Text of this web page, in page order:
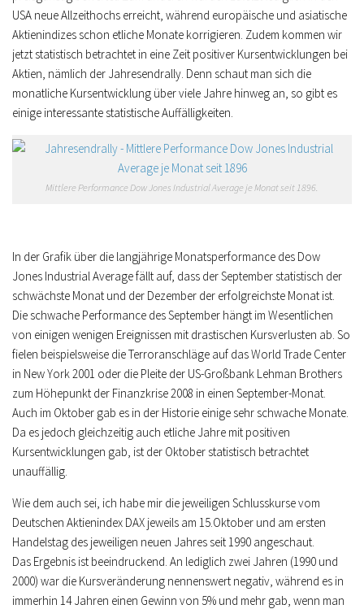
USA neue Allzeithochs erreicht, während europäische und asiatische
Aktienindizes schon etliche Monate korrigieren. Zudem kommen wir
jetzt statistisch betrachtet in eine Zeit positiver Kursentwicklungen bei
Aktien, nämlich der Jahresendrally. Denn schaut man sich die
monatliche Kursentwicklung über viele Jahre hinweg an, so gibt es
einige interessante statistische Auffälligkeiten.
Mittlere Performance Dow Jones Industrial Average je Monat seit 1896.
In der Grafik über die langjährige Monatsperformance des Dow
Jones Industrial Average fällt auf, dass der September statistisch der
schwächste Monat und der Dezember der erfolgreichste Monat ist.
Die schwache Performance des September hängt im Wesentlichen
von einigen wenigen Ereignissen mit drastischen Kursverlusten ab. So
fielen beispielsweise die Terroranschläge auf das World Trade Center
in New York 2001 oder die Pleite der US-Großbank Lehman Brothers
zum Höhepunkt der Finanzkrise 2008 in einen September-Monat.
Auch im Oktober gab es in der Historie einige sehr schwache Monate.
Da es jedoch gleichzeitig auch etliche Jahre mit positiven
Kursentwicklungen gab, ist der Oktober statistisch betrachtet
unauffällig.
Wie dem auch sei, ich habe mir die jeweiligen Schlusskurse vom
Deutschen Aktienindex DAX jeweils am 15.Oktober und am ersten
Handelstag des jeweiligen neuen Jahres seit 1990 angeschaut.
Das Ergebnis ist beeindruckend. An lediglich zwei Jahren (1990 und
2000) war die Kursveränderung nennenswert negativ, während es in
immerhin 14 Jahren einen Gewinn von 5% und mehr gab, wenn man